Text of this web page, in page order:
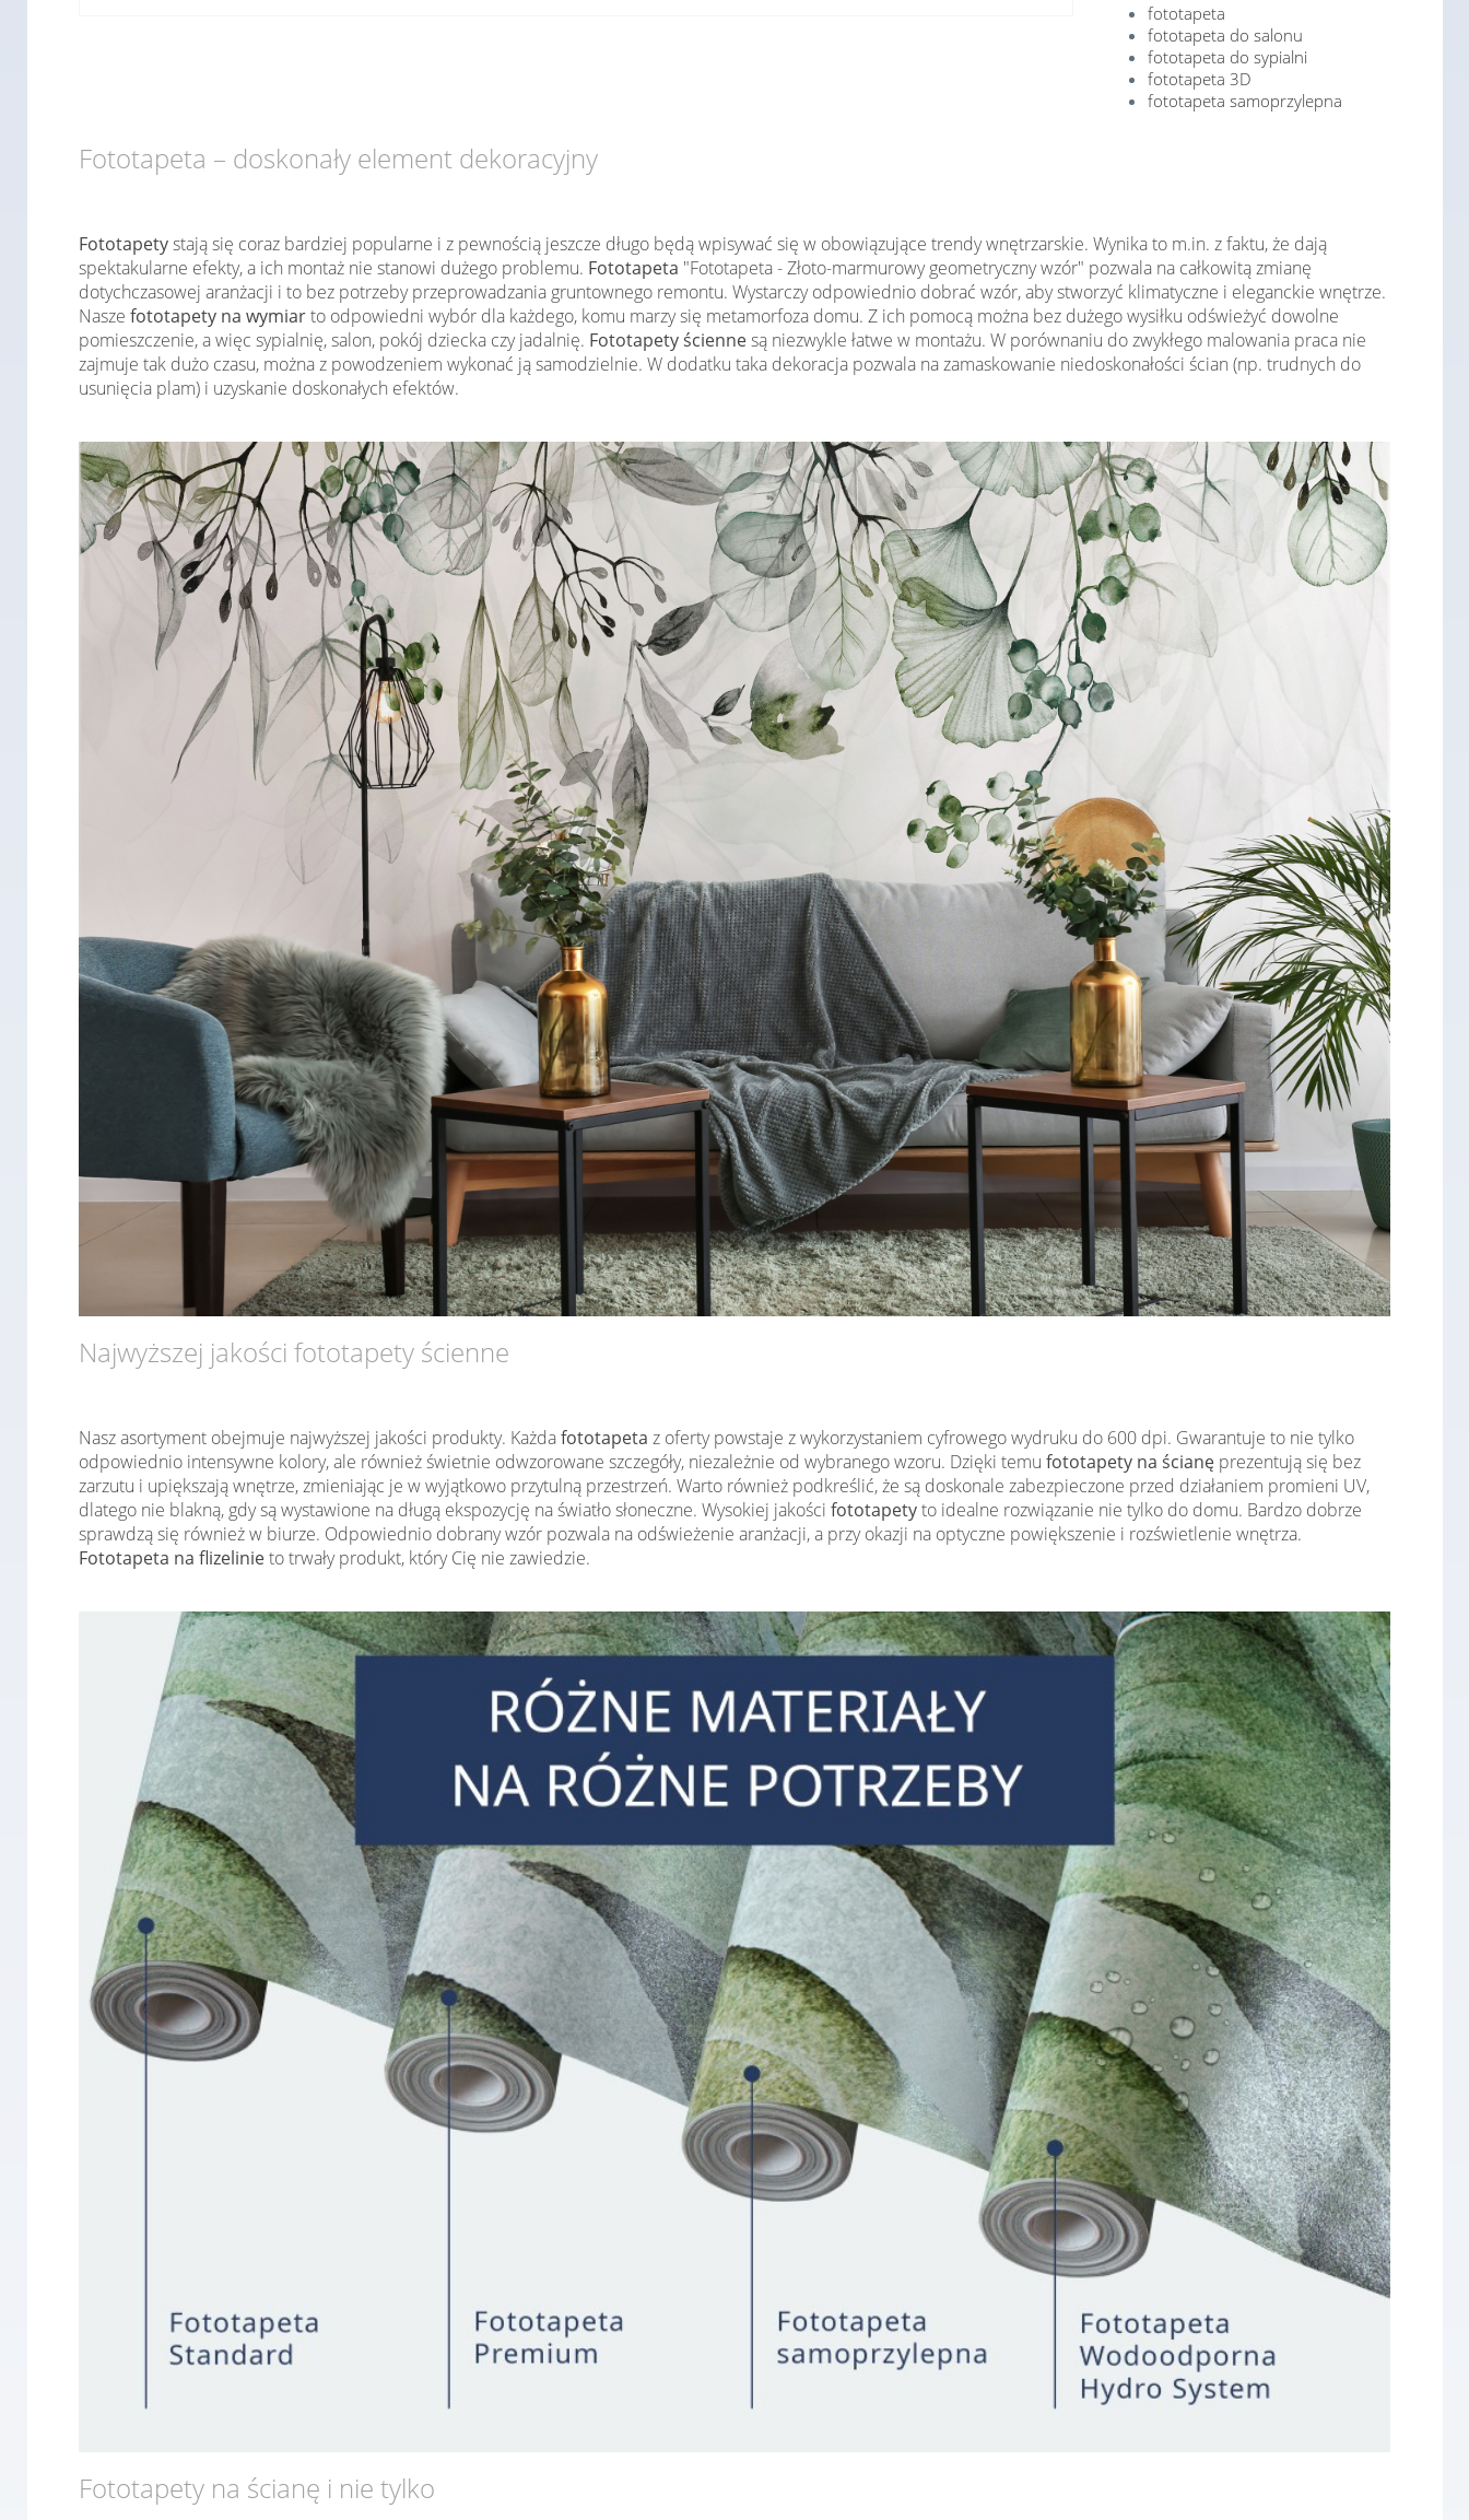
fototapeta
fototapeta do salonu
fototapeta do sypialni
fototapeta 3D
fototapeta samoprzylepna
Fototapeta – doskonały element dekoracyjny
Fototapetystają się coraz bardziej popularne i z pewnością jeszcze długo będą wpisywać się w obowiązujące trendy wnętrzarskie. Wynika to m.in. z faktu, że dają
spektakularne efekty, a ich montaż nie stanowi dużego problemu. Fototapeta "Fototapeta - Złoto-marmurowy geometryczny wzór" pozwala na całkowitą zmianę
dotychczasowej aranżacji i to bez potrzeby przeprowadzania gruntownego remontu. Wystarczy odpowiednio dobrać wzór, aby stworzyć klimatyczne i eleganckie wnętrze.
Nasze fototapety na wymiarto odpowiedni wybór dla każdego, komu marzy się metamorfoza domu. Z ich pomocą można bez dużego wysiłku odświeżyć dowolne
pomieszczenie, a więc sypialnię, salon, pokój dziecka czy jadalnię. Fototapety ściennesą niezwykle łatwe w montażu. W porównaniu do zwykłego malowania praca nie
zajmuje tak dużo czasu, można z powodzeniem wykonać ją samodzielnie. W dodatku taka dekoracja pozwala na zamaskowanie niedoskonałości ścian (np. trudnych do
usunięcia plam) i uzyskanie doskonałych efektów.
Najwyższej jakości fototapety ścienne
Nasz asortyment obejmuje najwyższej jakości produkty. Każdafototapeta z oferty powstaje z wykorzystaniem cyfrowego wydruku do 600 dpi. Gwarantuje to nie tylko
odpowiednio intensywne kolory, ale również świetnie odwzorowane szczegóły, niezależnie od wybranego wzoru. Dzięki temu fototapety na ścianę prezentują się bez
zarzutu i upiększają wnętrze, zmieniając je w wyjątkowo przytulną przestrzeń. Warto również podkreślić, że są doskonale zabezpieczone przed działaniem promieni UV,
dlatego nie blakną, gdy są wystawione na długą ekspozycję na światło słoneczne. Wysokiej jakości fototapetyto idealne rozwiązanie nie tylko do domu. Bardzo dobrze
sprawdzą się również w biurze. Odpowiednio dobrany wzór pozwala na odświeżenie aranżacji, a przy okazji na optyczne powiększenie i rozświetlenie wnętrza.
Fototapeta na flizelinieto trwały produkt, który Cię nie zawiedzie.
Fototapety na ścianę i nie tylko